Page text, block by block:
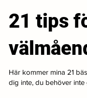
21 tips
Här kommer mina 21
dig inte, du behöver